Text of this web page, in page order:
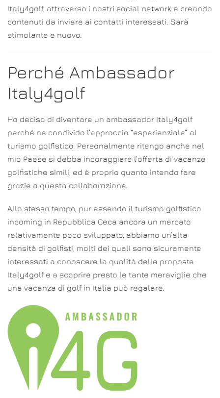
Italy4golf, attraverso i nostri social network e creando
contenuti da inviare ai contatti interessati. Sarà
stimolante e nuovo.
Perché Ambassador
Italy4golf
Ho deciso di diventare un ambassador Italy4golf
perché ne condivido l’approccio “esperienziale” al
turismo golfistico. Personalmente ritengo anche nel
mio Paese si debba incoraggiare l’offerta di vacanze
golfistiche simili, ed è proprio quanto intendo fare
grazie a questa collaborazione.
Allo stesso tempo, pur essendo il turismo golfistico
incoming in Repubblica Ceca ancora un mercato
relativamente poco sviluppato, abbiamo un’alta
densità di golfisti, molti dei quali sono sicuramente
interessati a conoscere la qualità delle proposte
Italy4golf e a scoprire presto le tante meraviglie che
una vacanza di golf in Italia può regalare.